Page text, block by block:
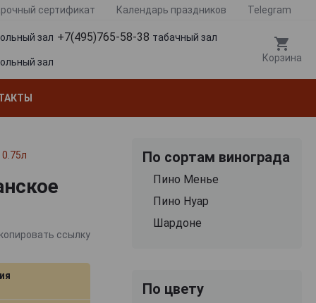
сертификат Календарь праздников Telegram
зал +7(495)765-58-38 табачный зал
зал Корзина
ссылку
По сортам винограда
Пино Менье
Пино Нуар
Шардоне
По цвету